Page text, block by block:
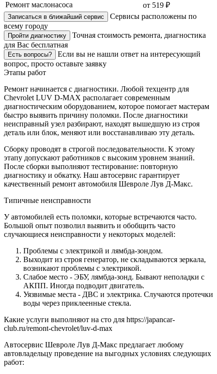
Ремонт маслонасоса
от 519 ₽
Записаться в ближайший сервис
Сервисы расположены по
всему городу
Пройти диагностику
Точная стоимость ремонта, диагностика
для Вас бесплатная
Есть вопросы?
Если вы не нашли ответ на интересующий
вопрос, просто оставьте заявку
Этапы работ
Ремонт начинается с диагностики. Любой техцентр для
Chevrolet LUV D-MAX располагает современным
диагностическим оборудованием, которое помогает мастерам
быстро выявить причину поломки. После диагностики
неисправный узел разбирают, находят вышедшую из строя
деталь или блок, меняют или восстанавливаю эту деталь.
Сборку проводят в строгой последовательности. К этому
этапу допускают работников с высоким уровнем знаний.
После сборки выполняют тестирование: повторную
диагностику и обкатку. Наш автосервис гарантирует
качественный ремонт автомобиля Шевроле Лув Д-Макс.
Типичные неисправности
У автомобилей есть поломки, которые встречаются часто.
Большой опыт позволил выявить и обобщить часто
случающиеся неисправности у некоторых моделей:
Проблемы с электрикой и лямбда-зондом.
Выходит из строя генератор, не складываются зеркала,
возникают проблемы с электрикой.
Слабое место - ЭБУ, лямбда-зонд. Бывают неполадки с
АКПП. Иногда подводит двигатель.
Уязвимые места - ДВС и электрика. Случаются протечки
воды через приклеенные стекла.
Какие услуги выполняют на сто для https://japancar-
club.ru/remont-chevrolet/luv-d-max
Автосервис Шевроле Лув Д-Макс предлагает любому
автовладельцу проведение на выгодных условиях следующих
работ: